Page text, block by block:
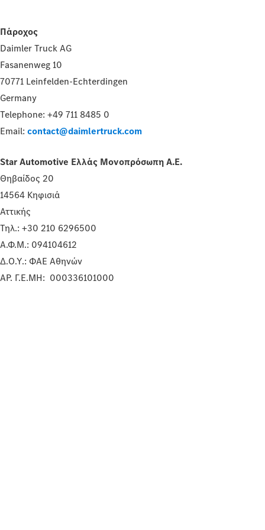
Πάροχος
Daimler Truck AG
Fasanenweg 10
70771 Leinfelden-Echterdingen
Germany
Telephone: +49 711 8485 0
Email: contact@daimlertruck.com
Star Automotive Ελλάς Μονοπρόσωπη A.E.
Θηβαίδος 20
14564 Κηφισιά
Αττικής
Τηλ.: +30 210 6296500
Α.Φ.Μ.: 094104612
Δ.Ο.Υ.: ΦΑΕ Αθηνών
ΑΡ. Γ.Ε.ΜΗ: 000336101000